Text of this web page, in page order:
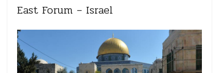
East Forum – Israel